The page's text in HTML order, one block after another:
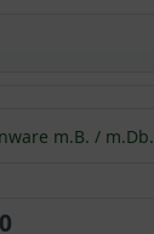
m.B. / m.Db.